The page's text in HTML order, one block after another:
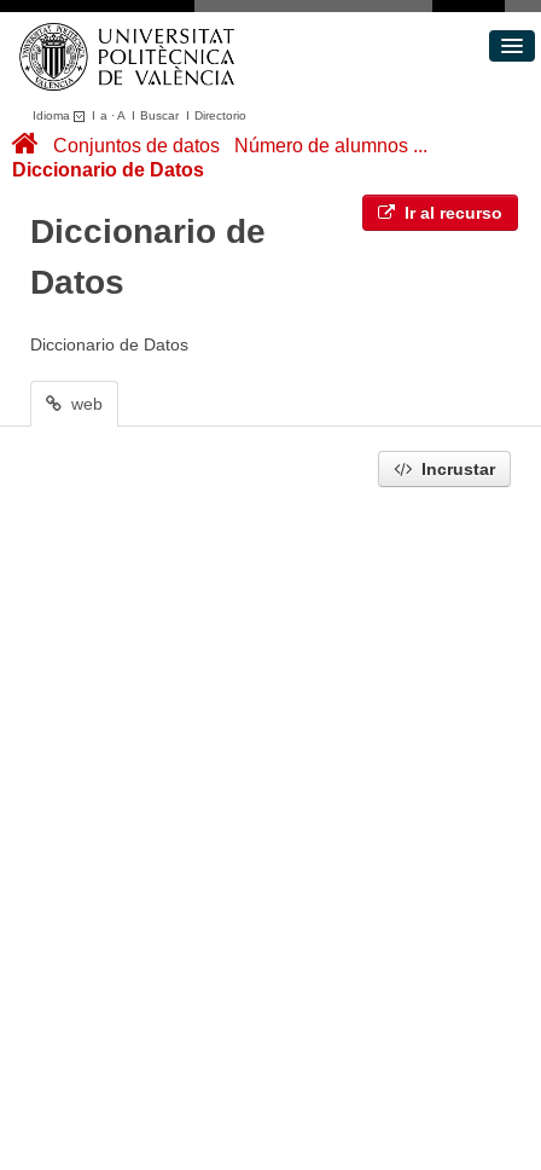
Idioma I a ·A I BuscarI Directorio
Conjuntos de datos
Áreas
Portal de Transparencia
Conjuntos de datos
Número de alumnos ...
Diccionario de Datos
Ir al recurso
Diccionario de
Datos
Diccionario de Datos
web
Incrustar